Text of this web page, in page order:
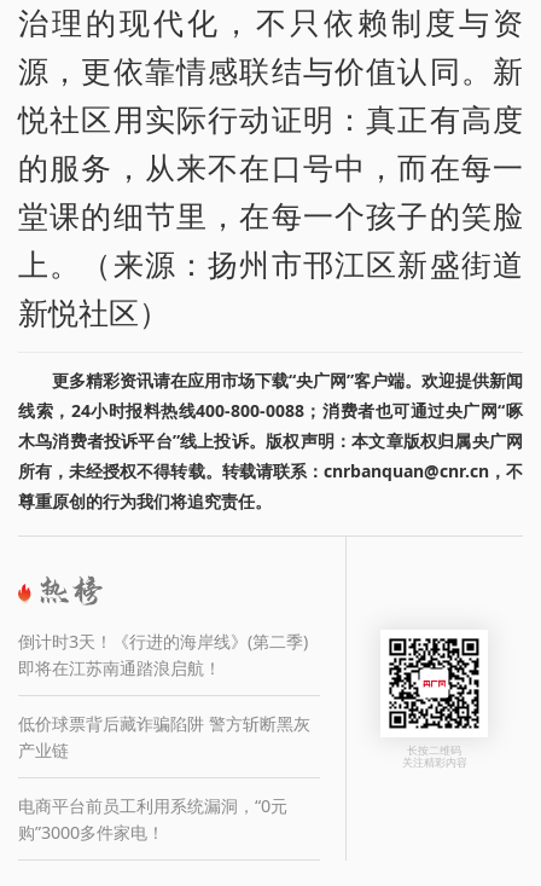
治理的现代化，不只依赖制度与资
源，更依靠情感联结与价值认同。新
悦社区用实际行动证明：真正有高度
的服务，从来不在口号中，而在每一
堂课的细节里，在每一个孩子的笑脸
上。（来源：扬州市邗江区新盛街道
新悦社区）
更多精彩资讯请在应用市场下载“央广网”客户端。欢迎提供新闻
线索，24小时报料热线400-800-0088；消费者也可通过央广网“啄
木鸟消费者投诉平台”线上投诉。版权声明：本文章版权归属央广网
所有，未经授权不得转载。转载请联系：cnrbanquan@cnr.cn，不
尊重原创的行为我们将追究责任。
倒计时3天！《行进的海岸线》(第二季)
即将在江苏南通踏浪启航！
低价球票背后藏诈骗陷阱 警方斩断黑灰
产业链
电商平台前员工利用系统漏洞，“0元
购”3000多件家电！
长按二维码
关注精彩内容